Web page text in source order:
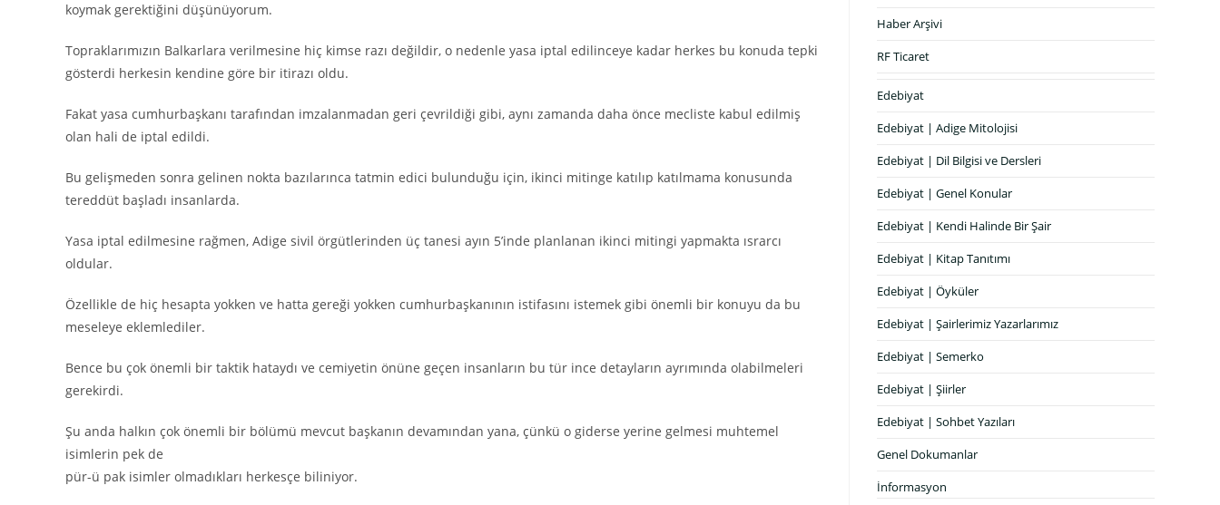
koymak gerektiğini düşünüyorum.
Topraklarımızın Balkarlara verilmesine hiç kimse razı değildir, o nedenle yasa iptal edilinceye kadar herkes bu konuda tepki
gösterdi herkesin kendine göre bir itirazı oldu.
Fakat yasa cumhurbaşkanı tarafından imzalanmadan geri çevrildiği gibi, aynı zamanda daha önce mecliste kabul edilmiş
olan hali de iptal edildi.
Bu gelişmeden sonra gelinen nokta bazılarınca tatmin edici bulunduğu için, ikinci mitinge katılıp katılmama konusunda
tereddüt başladı insanlarda.
Yasa iptal edilmesine rağmen, Adige sivil örgütlerinden üç tanesi ayın 5’inde planlanan ikinci mitingi yapmakta ısrarcı
oldular.
Özellikle de hiç hesapta yokken ve hatta gereği yokken cumhurbaşkanının istifasını istemek gibi önemli bir konuyu da bu
meseleye eklemlediler.
Bence bu çok önemli bir taktik hataydı ve cemiyetin önüne geçen insanların bu tür ince detayların ayrımında olabilmeleri
gerekirdi.
Şu anda halkın çok önemli bir bölümü mevcut başkanın devamından yana, çünkü o giderse yerine gelmesi muhtemel
isimlerin pek de
pür-ü pak isimler olmadıkları herkesçe biliniyor.
Haber Arşivi
RF Ticaret
Edebiyat
Edebiyat | Adige Mitolojisi
Edebiyat | Dil Bilgisi ve Dersleri
Edebiyat | Genel Konular
Edebiyat | Kendi Halinde Bir Şair
Edebiyat | Kitap Tanıtımı
Edebiyat | Öyküler
Edebiyat | Şairlerimiz Yazarlarımız
Edebiyat | Semerko
Edebiyat | Şiirler
Edebiyat | Sohbet Yazıları
Genel Dokumanlar
İnformasyon